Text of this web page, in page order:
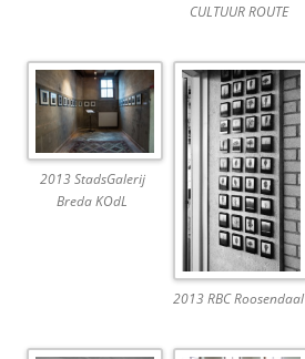
CULTUUR ROUTE
2013 StadsGalerij
Breda KOdL
2013 RBC Roosendaal